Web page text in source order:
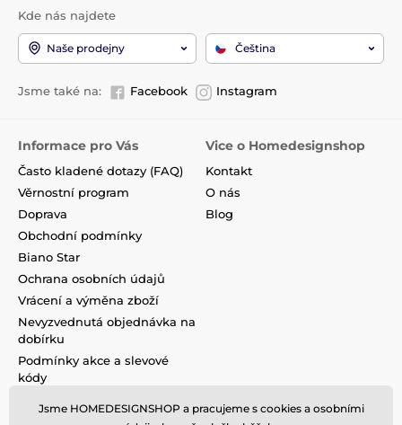
Kde nás najdete
Naše prodejny Čeština
Jsme také na: Facebook Instagram
Informace pro Vás
Často kladené dotazy (FAQ)
Věrnostní program
Doprava
Obchodní podmínky
Biano Star
Ochrana osobních údajů
Vrácení a výměna zboží
Nevyzvednutá objednávka na
dobírku
Podmínky akce a slevové
kódy
Vice o Homedesignshop
Kontakt
O nás
Blog
Jsme HOMEDESIGNSHOP a pracujeme s cookies a osobními